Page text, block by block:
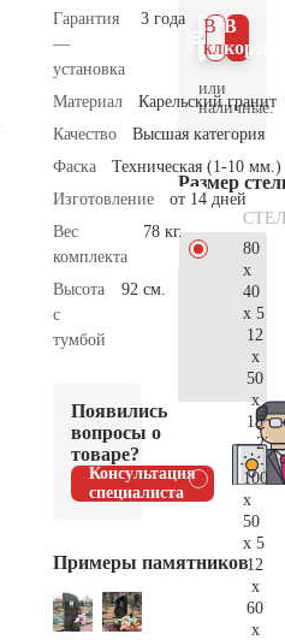
Гарантия
—
установка
3 года
Материал
Карельский гранит
Качество
Высшая категория
Фаска
Техническая (1-10 мм.)
Изготовление
от 14 дней
Вес
комплекта
78 кг.
Высота
с
тумбой
92 см.
Появились
вопросы о
товаре?
Консультация
специалиста
Примеры памятников
В
В 1
клик
или
наличные.
Размер
80
x
40
x 5
12
x
50
x
15
100
x
50
x 5
12
x
60
x